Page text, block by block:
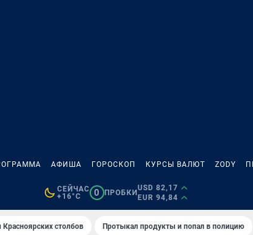
АФИША ГОРОСКОП КУРСЫ ВАЛЮТ ZODY
СЕЙЧАС
+16°C
0 ПРОБКИ
USD 82,17
EUR 94,84
столбов Протыкал продукты и попал в полицию